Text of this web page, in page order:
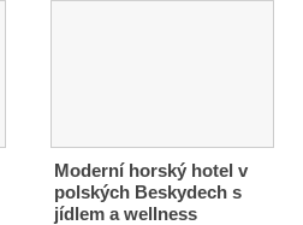
Moderní horský hotel v
polských Beskydech s
jídlem a wellness